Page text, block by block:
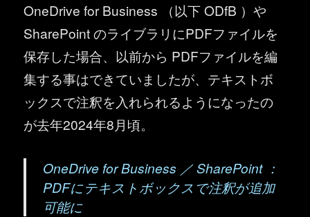
OneDrive for Business （以下 ODfB ）や
SharePoint のライブラリにPDFファイルを
保存した場合、以前から PDFファイルを編
集する事はできていましたが、テキストボ
ックスで注釈を入れられるようになったの
が去年2024年8月頃。
OneDrive for Business ／ SharePoint ：
PDFにテキストボックスで注釈が追加
可能に